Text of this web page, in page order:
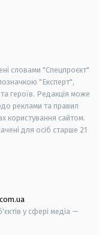
словами "Спецпроєкт"
"Експерт",
героїв. Редакція може
реклами та правил
користування сайтом.
для осіб старше 21
у сфері медіа —